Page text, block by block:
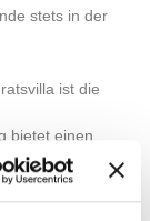
stets in der
ist die
bietet einen
und den